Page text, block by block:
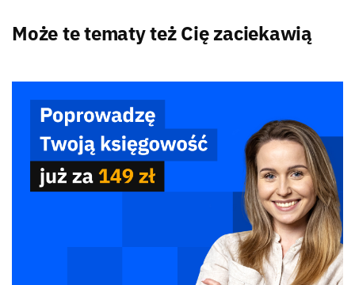
Może te tematy też Cię zaciekawią